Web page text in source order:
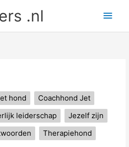
.nl
hond
Coachhond Jet
leiderschap
Jezelf zijn
Therapiehond